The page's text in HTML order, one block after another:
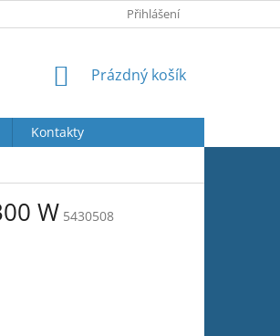
VRÁCENÍ ZBOŽÍ
Přihlášení
NÁKUPNÍ
Prázdný košík
Kontakty
W 5430508